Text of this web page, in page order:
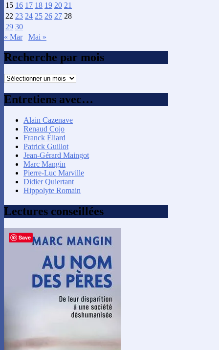
15 16 17 18 19 20 21
22 23 24 25 26 27 28
29 30
« Mar
Mai »
Recherche par mois
Recherche
mois
Entretiens avec…
Alain Cazenave
Renaud Cojo
Franck Éliard
Patrick Guillot
Jean-Gérard Maingot
Marc Mangin
Pierre-Luc Marville
Didier Quiertant
Hippolyte Romain
Lectures conseillées
Save